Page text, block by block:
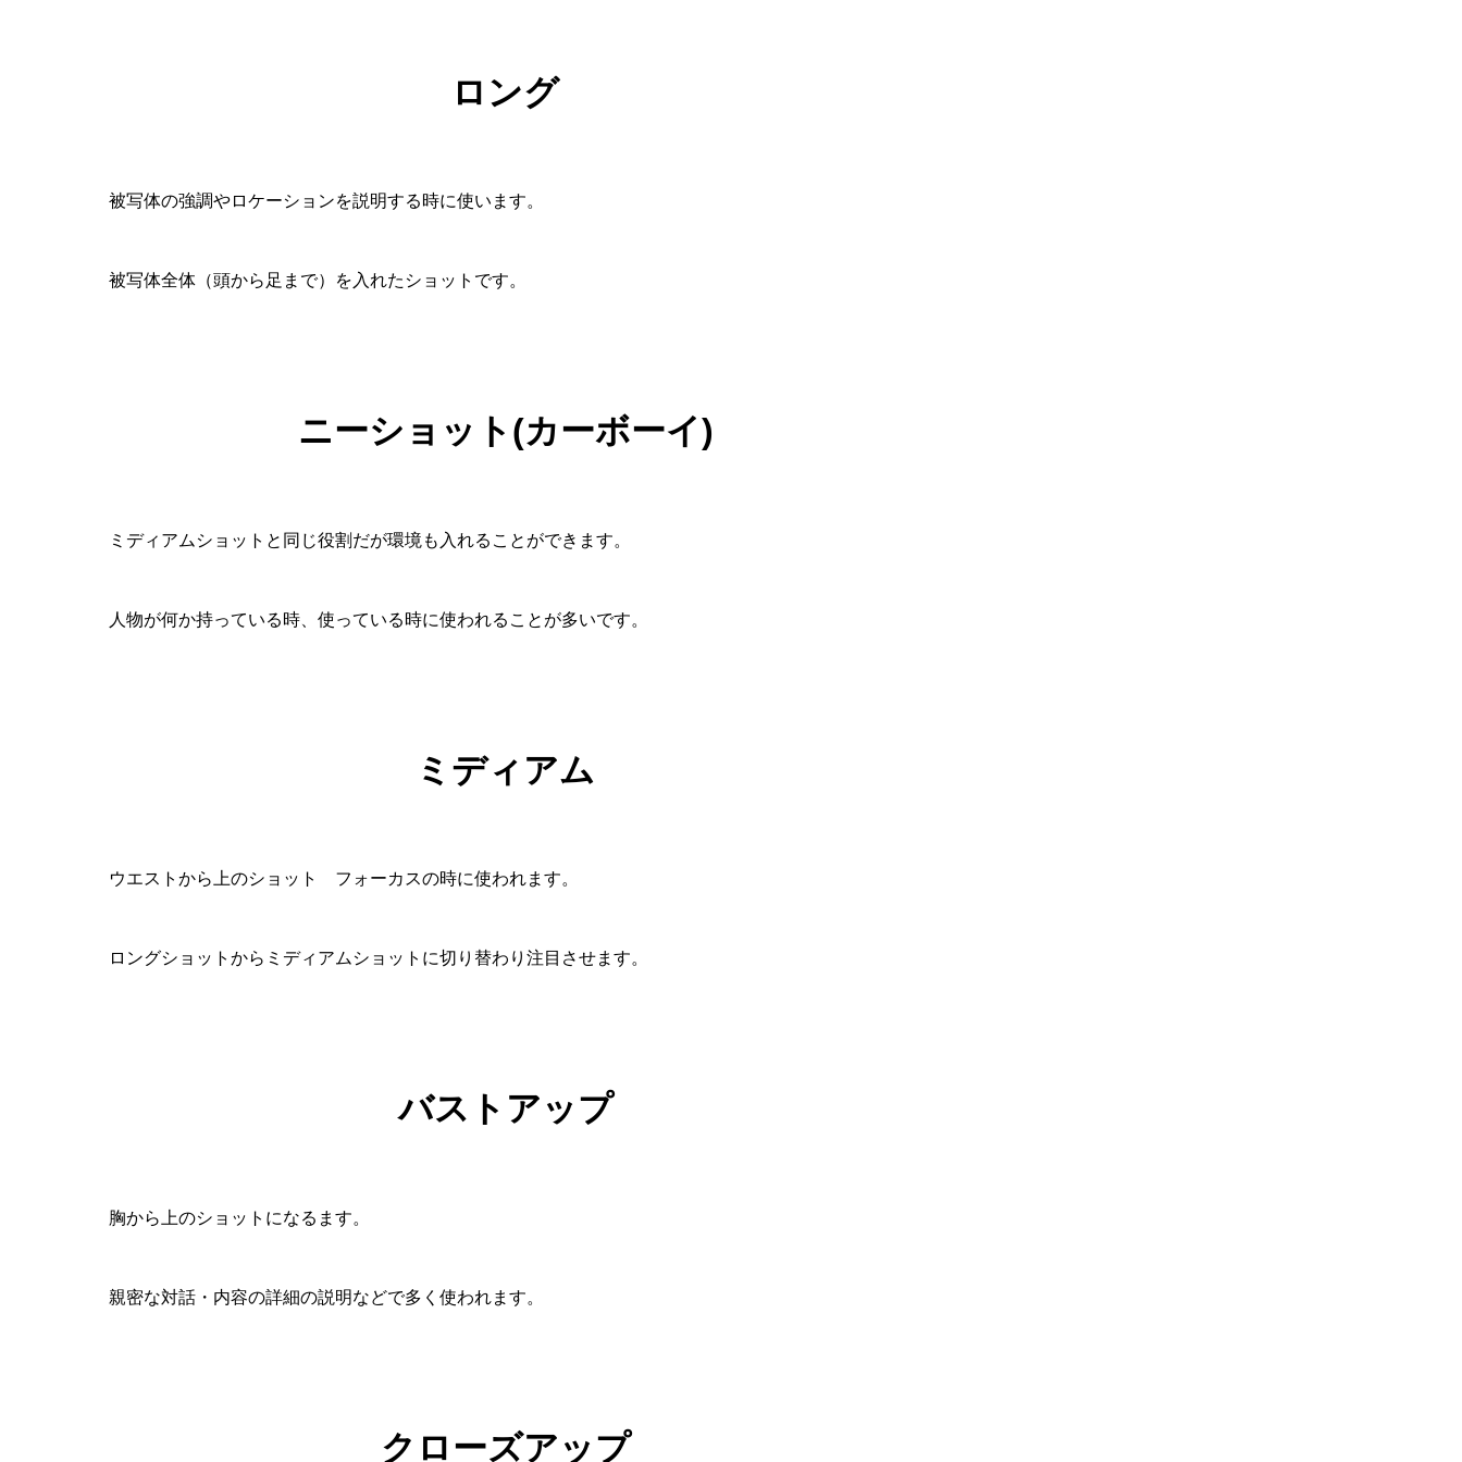
ロング
被写体の強調やロケーションを説明する時に使います。
被写体全体（頭から足まで）を入れたショットです。
ニーショット(カーボーイ)
ミディアムショットと同じ役割だが環境も入れることができます。
人物が何か持っている時、使っている時に使われることが多いです。
ミディアム
ウエストから上のショット フォーカスの時に使われます。
ロングショットからミディアムショットに切り替わり注目させます。
バストアップ
胸から上のショットになるます。
親密な対話・内容の詳細の説明などで多く使われます。
クローズアップ